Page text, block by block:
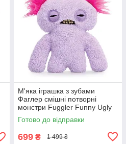
М'яка іграшка з зубами
Фаглер смішні потворні
монстри Fuggler Funny Ugly
Monster HairyFugg Squidge
Готово до відправки
699 ₴ 1 499 ₴